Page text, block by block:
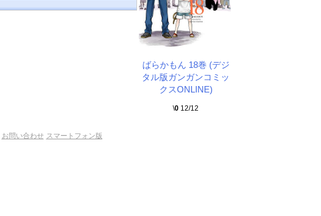
ばらかもん 18巻 (デジ
タル版ガンガンコミッ
クスONLINE)
\0 12/12
お問い合わせ スマートフォン版